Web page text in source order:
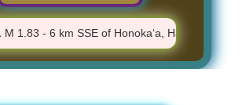
1.83 - 6 km SSE of Honoka‘a, Hawaii - 5:38:39